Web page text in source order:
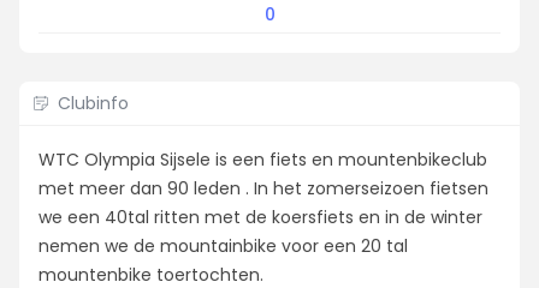
0
Clubinfo
WTC Olympia Sijsele is een fiets en mountenbikeclub
met meer dan 90 leden . In het zomerseizoen fietsen
we een 40tal ritten met de koersfiets en in de winter
nemen we de mountainbike voor een 20 tal
mountenbike toertochten.